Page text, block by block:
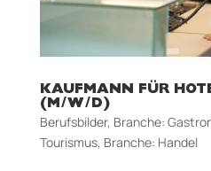
KAUFMANN FÜR
(M/W/D)
Berufsbilder, Branche:
Tourismus, Branche: Handel